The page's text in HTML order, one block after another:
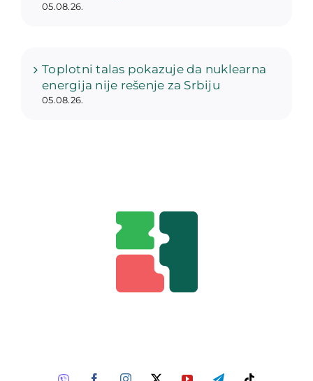
05.08.26.
Toplotni talas pokazuje da nuklearna
energija nije rešenje za Srbiju
05.08.26.